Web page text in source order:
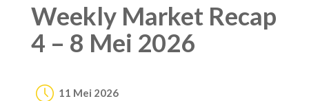
Weekly Market Recap
4 – 8 Mei 2026
11 Mei 2026